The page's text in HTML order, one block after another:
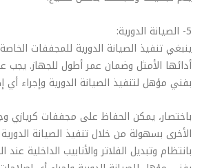
5- الصيانة الدورية:
ينبغي تنفيذ الصيانة الدورية للمجففات
أدائها الأمثل وضمان عمر أطول للجهاز. يجب
بفني مؤهل لتنفيذ الصيانة الدورية وإجراء أي
باختصار، يمكن الحفاظ على مجففات
الأخرى بسهولة من خلال تنفيذ الصيانة
بانتظام وتبديل الفلاتر والأنابيب الداخلية